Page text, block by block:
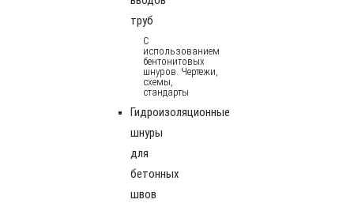
труб
С
использованием
бентонитовых
шнуров. Чертежи,
схемы,
стандарты
Гидроизоляционные
шнуры
для
бетонных
швов